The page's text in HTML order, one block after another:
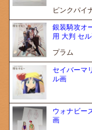
ピンクパイ
銀装騎攻オ
用 大判 セ
プラム
セイバーマ
ル画
ウォナビー
画